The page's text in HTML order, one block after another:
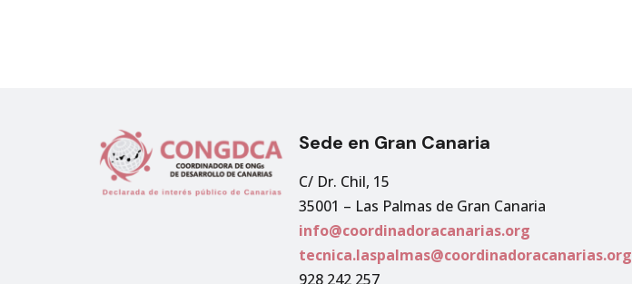
Sede en Gran Canaria
C/ Dr. Chil, 15
35001 – Las Palmas de Gran Canaria
info@coordinadoracanarias.org
tecnica.laspalmas@coordinadoracanarias.org
928 242 257